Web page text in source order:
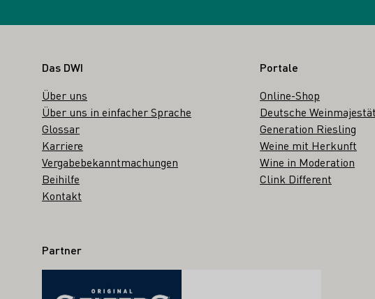
Fußbereich
Das DWI
Über uns
Über uns in einfacher Sprache
Glossar
Karriere
Vergabebekanntmachungen
Beihilfe
Kontakt
Portale
Online-Shop
Deutsche Weinmajestät
Generation Riesling
Weine mit Herkunft
Wine in Moderation
Clink Different
Partner